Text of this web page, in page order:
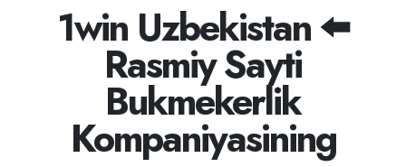
1win Uzbekistan ⬅️
Rasmiy Sayti
Bukmekerlik
Kompaniyasining